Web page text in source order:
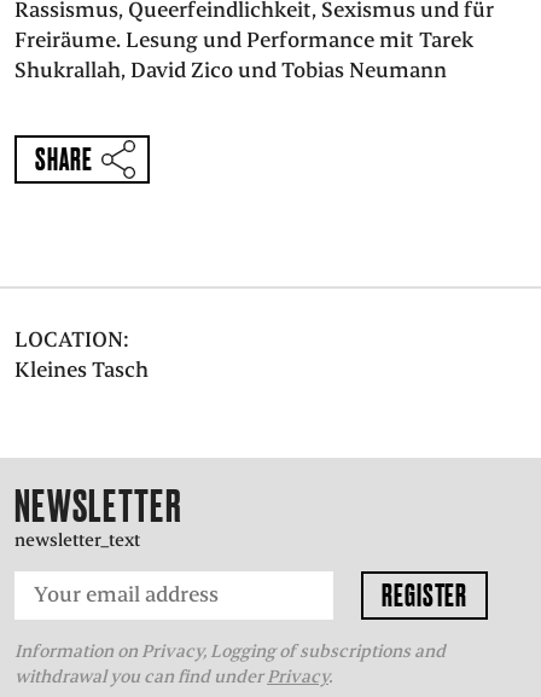
CONTACT
PODCAST
PRESS
Rassismus, Queerfeindlichkeit, Sexismus und für
Freiräume. Lesung und Performance mit Tarek
Shukrallah, David Zico und Tobias Neumann
SHARE
LOCATION:
Kleines Tasch
NEWSLETTER
newsletter_text
Information on Privacy, Logging of subscriptions and
withdrawal you can find underPrivacy.